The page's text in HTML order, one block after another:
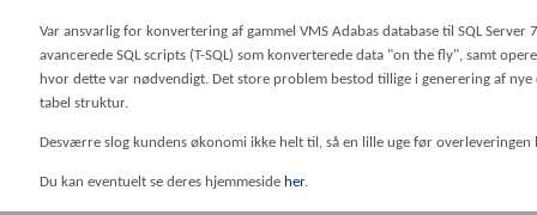
Var ansvarlig for konvertering af gammel VMS Adabas database til SQL Server
avancerede SQL scripts (T-SQL) som konverterede data "on the fly", samt
hvor dette var nødvendigt. Det store problem bestod tillige i generering af nye
tabel struktur.
Desværre slog kundens økonomi ikke helt til, så en lille uge før
Du kan eventuelt se deres hjemmeside her.